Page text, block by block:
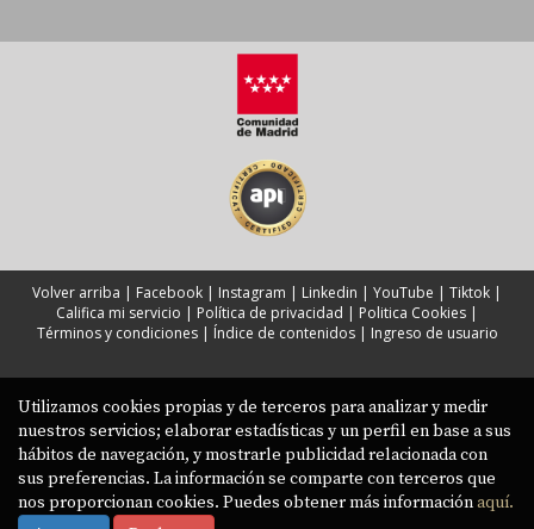
Volver arriba | Facebook | Instagram | Linkedin | YouTube | Tiktok |
Califica mi servicio | Política de privacidad | Politica Cookies |
Términos y condiciones| Índice de contenidos| Ingreso de usuario
Utilizamos cookies propias y de terceros para analizar y medir
nuestros servicios; elaborar estadísticas y un perfil en base a sus
hábitos de navegación, y mostrarle publicidad relacionada con
sus preferencias. La información se comparte con terceros que
nos proporcionan cookies. Puedes obtener más informaciónaquí.